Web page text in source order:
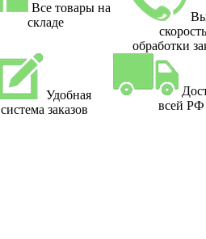
Все товары на
складе
обработки
Удобная
система заказов
всей РФ